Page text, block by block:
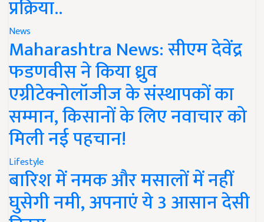
प्रक्रिया..
News
Maharashtra News: सीएम देवेंद्र
फडणवीस ने किया ध्रुव
एग्रीटेक्नोलॉजीज के संस्थापकों का
सम्मान, किसानों के लिए नवाचार को
मिली नई पहचान!
Lifestyle
बारिश में नमक और मसालों में नहीं
घुसेगी नमी, अपनाएं ये 3 आसान देसी